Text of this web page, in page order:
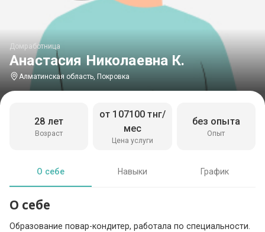
Анастасия Николаевна К.
Домработница
Алматинская область, Покровка
Возраст
28 лет
Цена услуги
от 107100 тнг/
мес
Опыт
без опыта
О себе Навыки График
О себе
Образование повар-кондитер, работала по специальности.